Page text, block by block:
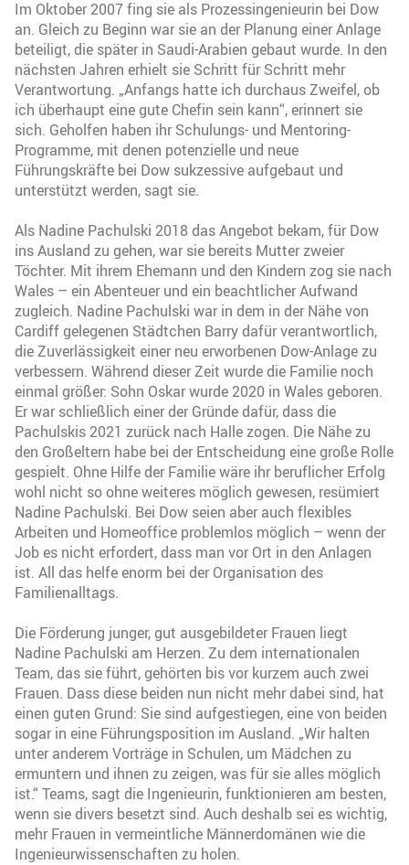
Im Oktober 2007 fing sie als Prozessingenieurin bei Dow
an. Gleich zu Beginn war sie an der Planung einer Anlage
beteiligt, die später in Saudi-Arabien gebaut wurde. In den
nächsten Jahren erhielt sie Schritt für Schritt mehr
Verantwortung. „Anfangs hatte ich durchaus Zweifel, ob
ich überhaupt eine gute Chefin sein kann“, erinnert sie
sich. Geholfen haben ihr Schulungs- und Mentoring-
Programme, mit denen potenzielle und neue
Führungskräfte bei Dow sukzessive aufgebaut und
unterstützt werden, sagt sie.
Als Nadine Pachulski 2018 das Angebot bekam, für Dow
ins Ausland zu gehen, war sie bereits Mutter zweier
Töchter. Mit ihrem Ehemann und den Kindern zog sie nach
Wales – ein Abenteuer und ein beachtlicher Aufwand
zugleich. Nadine Pachulski war in dem in der Nähe von
Cardiff gelegenen Städtchen Barry dafür verantwortlich,
die Zuverlässigkeit einer neu erworbenen Dow-Anlage zu
verbessern. Während dieser Zeit wurde die Familie noch
einmal größer: Sohn Oskar wurde 2020 in Wales geboren.
Er war schließlich einer der Gründe dafür, dass die
Pachulskis 2021 zurück nach Halle zogen. Die Nähe zu
den Großeltern habe bei der Entscheidung eine große Rolle
gespielt. Ohne Hilfe der Familie wäre ihr beruflicher Erfolg
wohl nicht so ohne weiteres möglich gewesen, resümiert
Nadine Pachulski. Bei Dow seien aber auch flexibles
Arbeiten und Homeoffice problemlos möglich – wenn der
Job es nicht erfordert, dass man vor Ort in den Anlagen
ist. All das helfe enorm bei der Organisation des
Familienalltags.
Die Förderung junger, gut ausgebildeter Frauen liegt
Nadine Pachulski am Herzen. Zu dem internationalen
Team, das sie führt, gehörten bis vor kurzem auch zwei
Frauen. Dass diese beiden nun nicht mehr dabei sind, hat
einen guten Grund: Sie sind aufgestiegen, eine von beiden
sogar in eine Führungsposition im Ausland. „Wir halten
unter anderem Vorträge in Schulen, um Mädchen zu
ermuntern und ihnen zu zeigen, was für sie alles möglich
ist.“ Teams, sagt die Ingenieurin, funktionieren am besten,
wenn sie divers besetzt sind. Auch deshalb sei es wichtig,
mehr Frauen in vermeintliche Männerdomänen wie die
Ingenieurwissenschaften zu holen.